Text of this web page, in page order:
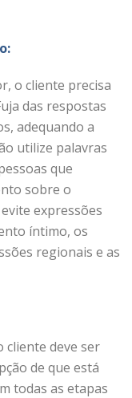
o cliente precisa
das respostas
adequando a
utilize palavras
que
sobre o
expressões
íntimo, os
regionais e as
cliente deve ser
de que está
todas as etapas